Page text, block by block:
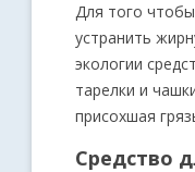
Для того
устранить
экологии
тарелки и
присохшая
Средство